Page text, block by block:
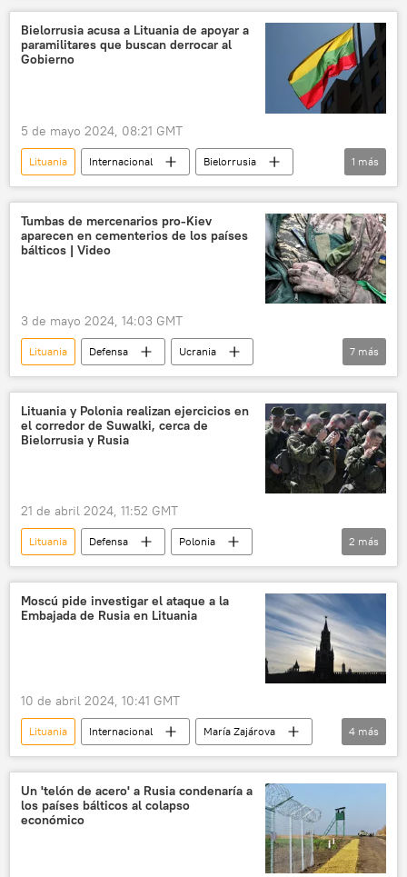
📰 Consecuencias económicas de las sanciones occidentales contra Rusia
gas
madera
Bielorrusia acusa a Lituania de apoyar a
paramilitares que buscan derrocar al
Gobierno
5 de mayo 2024, 08:21 GMT
Lituania Internacional
Bielorrusia
🌍 Europa
1 más
Tumbas de mercenarios pro-Kiev
aparecen en cementerios de los países
bálticos | Video
3 de mayo 2024, 14:03 GMT
Lituania Defensa
Ucrania
📰 Operación rusa de desmilitarización y desnazificación de Ucrania
🛡️ Zonas de conflicto
🌍 Europa
Rusia
países bálticos
mercenarios
7 más
Lituania y Polonia realizan ejercicios en
el corredor de Suwalki, cerca de
Bielorrusia y Rusia
21 de abril 2024, 11:52 GMT
Lituania Defensa
Polonia
Suwalki
🌍 Europa
🛡️ Fuerzas Armadas
2 más
Moscú pide investigar el ataque a la
Embajada de Rusia en Lituania
10 de abril 2024, 10:41 GMT
Lituania Internacional
María Zajárova
Moscú
misión diplomática
🌍 Europa
rusofobia
4 más
Un 'telón de acero' a Rusia condenaría a
los países bálticos al colapso
económico